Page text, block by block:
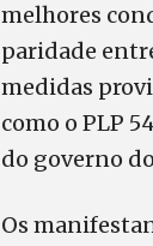
melhores
paridade
medidas
como o PLP
do governo
Os